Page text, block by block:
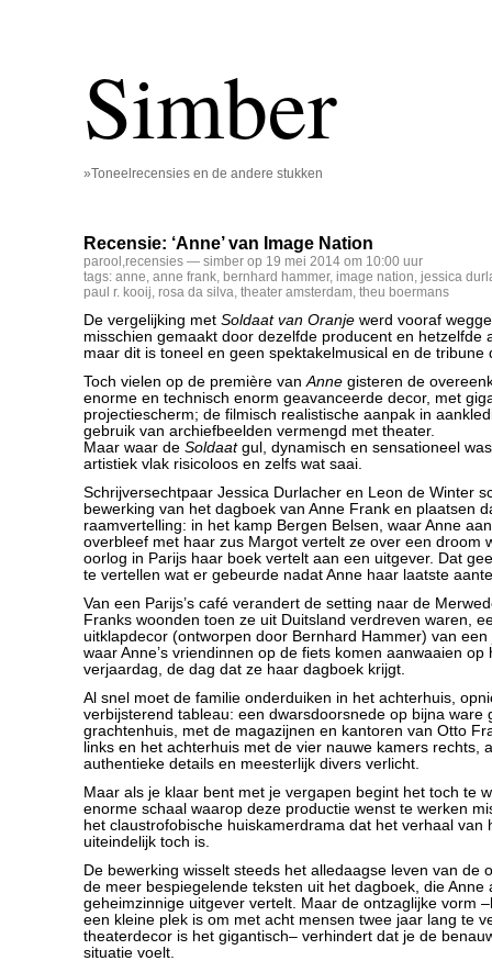
Simber
»Toneelrecensies en de andere stukken
Recensie: ‘Anne’ van Image Nation
parool ,recensies — simber op 19 mei 2014 om 10:00 uur
tags: anne, anne frank, bernhard hammer, image nation, jessica
paul r. kooij, rosa da silva, theater amsterdam, theu boermans
De vergelijking met Soldaat van Oranje werd vooraf
misschien gemaakt door dezelfde producent en hetzelfde
maar dit is toneel en geen spektakelmusical en de tribune
Toch vielen op de première vanAnne gisteren de
enorme en technisch enorm geavanceerde decor, met
projectiescherm; de filmisch realistische aanpak in
gebruik van archiefbeelden vermengd met theater.
Maar waar de Soldaatgul, dynamisch en sensationeel
artistiek vlak risicoloos en zelfs wat saai.
Schrijversechtpaar Jessica Durlacher en Leon de Winter
bewerking van het dagboek van Anne Frank en plaatsen
raamvertelling: in het kamp Bergen Belsen, waar Anne
overbleef met haar zus Margot vertelt ze over een droom
oorlog in Parijs haar boek vertelt aan een uitgever. Dat
te vertellen wat er gebeurde nadat Anne haar laatste
Van een Parijs’s café verandert de setting naar de
Franks woonden toen ze uit Duitsland verdreven waren,
uitklapdecor (ontworpen door Bernhard Hammer) van
waar Anne’s vriendinnen op de fiets komen aanwaaien op
verjaardag, de dag dat ze haar dagboek krijgt.
Al snel moet de familie onderduiken in het achterhuis,
verbijsterend tableau: een dwarsdoorsnede op bijna ware
grachtenhuis, met de magazijnen en kantoren van Otto
links en het achterhuis met de vier nauwe kamers rechts,
authentieke details en meesterlijk divers verlicht.
Maar als je klaar bent met je vergapen begint het toch te
enorme schaal waarop deze productie wenst te werken
het claustrofobische huiskamerdrama dat het verhaal van
uiteindelijk toch is.
De bewerking wisselt steeds het alledaagse leven van de
de meer bespiegelende teksten uit het dagboek, die Anne
geheimzinnige uitgever vertelt. Maar de ontzaglijke vorm
een kleine plek is om met acht mensen twee jaar lang te
theaterdecor is het gigantisch– verhindert dat je de
situatie voelt.